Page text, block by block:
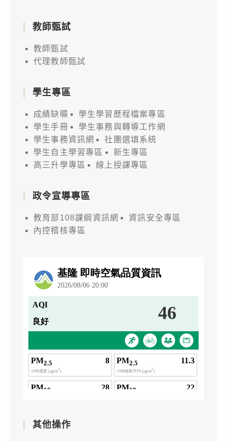
教師甄試
教師甄試
代理教師甄試
學生專區
成績缺曠
學生學習歷程檔案專區
學生手冊
學生事務與轉導工作網
學生事務資訊網
社團選填系統
學生自主學習專區
新生專區
高三升學專區
線上授課專區
政令宣導專區
教育部108課綱資訊網
資訊安全專區
內控稽核專區
其他操作